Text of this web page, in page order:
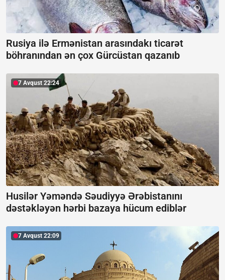
Rusiya ilə Ermənistan arasındakı ticarət
böhranından ən çox Gürcüstan qazanıb
7 Avqust 22:24
Husilər Yəməndə Səudiyyə Ərəbistanını
dəstəkləyən hərbi bazaya hücum ediblər
7 Avqust 22:09